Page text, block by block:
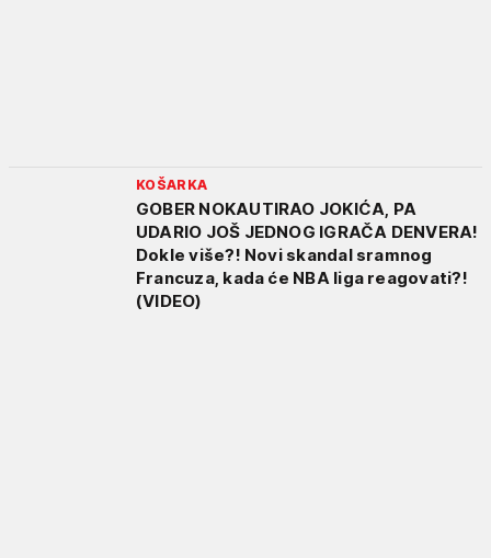
KOŠARKA
GOBER NOKAUTIRAO JOKIĆA, PA
UDARIO JOŠ JEDNOG IGRAČA DENVERA!
Dokle više?! Novi skandal sramnog
Francuza, kada će NBA liga reagovati?!
(VIDEO)